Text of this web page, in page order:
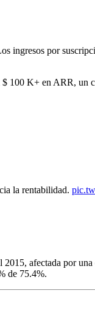
ingresos por
100 K+ en ARR, un
la rentabilidad.
afectada por una
de 75.4%.